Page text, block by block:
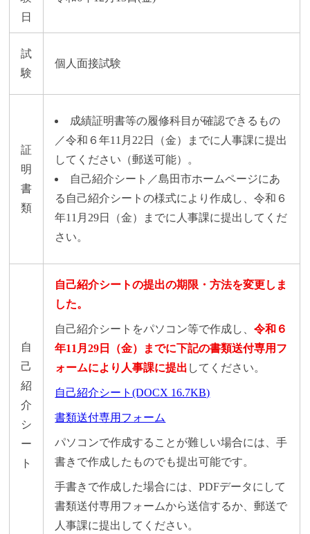
日
試
験
個人面接試験
証
明
書
類
成績証明書等の履修科目が確認できるもの
／令和６年11月22日（金）までに人事課に提出
してください（郵送可能）。
自己紹介シート／島田市ホームページにあ
る自己紹介シートの様式により作成し、令和６
年11月29日（金）までに人事課に提出してくだ
さい。
自
己
紹
介
シ
ー
ト
自己紹介シートの提出の期限・方法を変更しま
した。
自己紹介シートをパソコン等で作成し、令和６
年11月29日（金）までに下記の書類送付専用フ
ォームにより人事課に提出 してください。
自己紹介シート(DOCX 16.7KB)
書類送付専用フォーム
パソコンで作成することが難しい場合には、手
書きで作成したものでも提出可能です。
手書きで作成した場合には、PDFデータにして
書類送付専用フォームから送信するか、郵送で
人事課に提出してください。